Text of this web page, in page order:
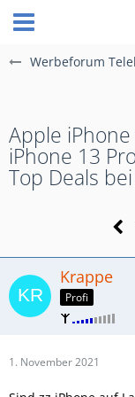
Werbeforum
Apple
iPhone 13
Top Deals
Krappe
Profi
1. November 2021